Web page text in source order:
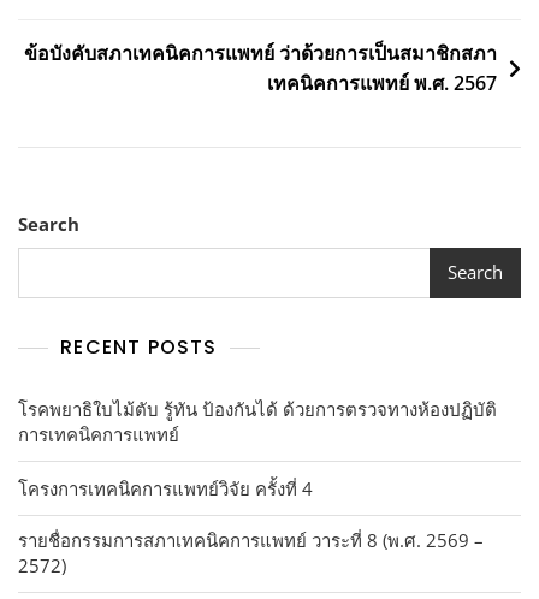
ข้อบังคับสภาเทคนิคการแพทย์ ว่าด้วยการเป็นสมาชิกสภา
เทคนิคการแพทย์ พ.ศ. 2567
Search
Search
RECENT POSTS
โรคพยาธิใบไม้ตับ รู้ทัน ป้องกันได้ ด้วยการตรวจทางห้องปฏิบัติ
การเทคนิคการแพทย์
โครงการเทคนิคการแพทย์วิจัย ครั้งที่ 4
รายชื่อกรรมการสภาเทคนิคการแพทย์ วาระที่ 8 (พ.ศ. 2569 –
2572)